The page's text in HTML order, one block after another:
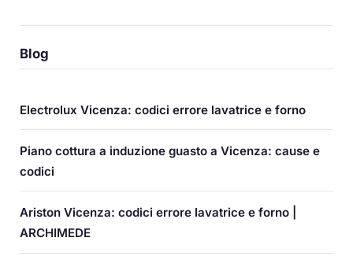
Blog
Electrolux Vicenza: codici errore lavatrice e forno
Piano cottura a induzione guasto a Vicenza: cause e
codici
Ariston Vicenza: codici errore lavatrice e forno |
ARCHIMEDE